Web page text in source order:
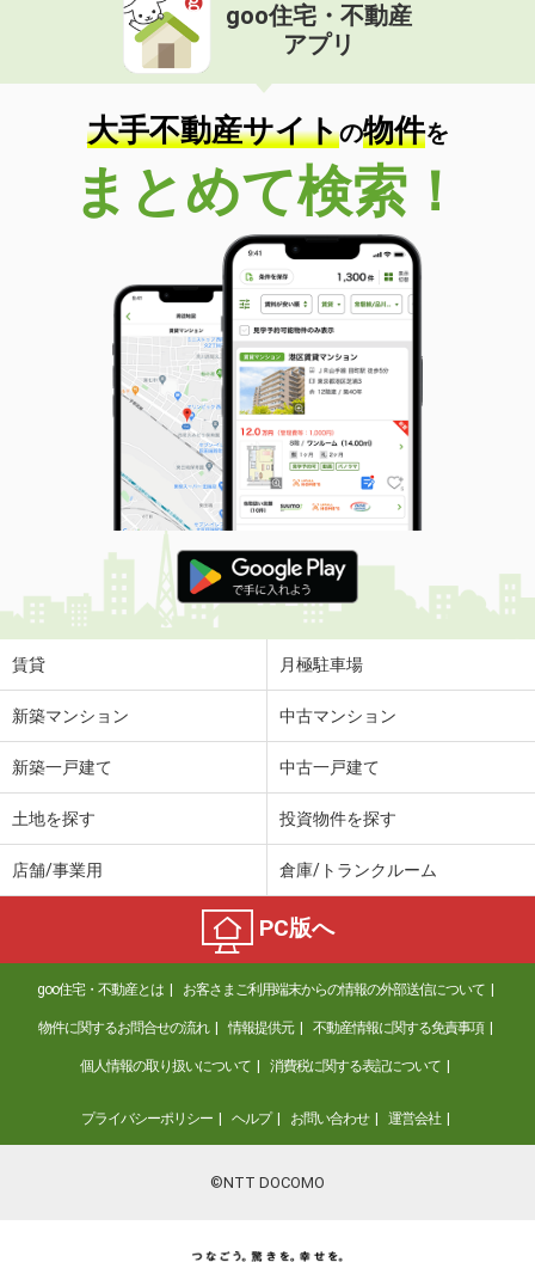
goo住宅・不動産
アプリ
大手不動産サイトの物件を
まとめて検索！
賃貸 月極駐車場
新築マンション 中古マンション
新築一戸建て 中古一戸建て
土地を探す 投資物件を探す
店舗/事業用 倉庫/トランクルーム
PC版へ
goo住宅・不動産とは お客さまご利用端末からの情報の外部送信について
物件に関するお問合せの流れ 情報提供元 不動産情報に関する免責事項
個人情報の取り扱いについて 消費税に関する表記について
プライバシーポリシー ヘルプ お問い合わせ 運営会社
©NTT DOCOMO